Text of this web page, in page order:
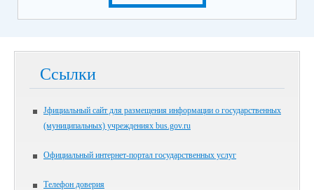
Ссылки
Jфициальный сайт для размещения информации о государственных
(муниципальных) учреждениях bus.gov.ru
Официальный интернет-портал государственных услуг
Телефон доверия